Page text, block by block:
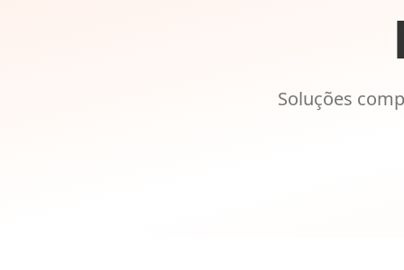
Soluções